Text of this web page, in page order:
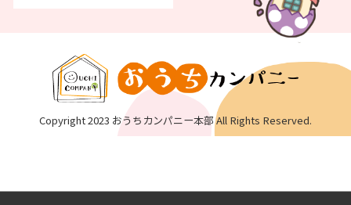
Copyright 2023 おうちカンパニー本部 All Rights Reserved.